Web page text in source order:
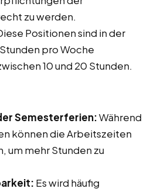
zu werden.
Positionen sind in der
pro Woche
10 und 20 Stunden.
Semesterferien:Während
können die Arbeitszeiten
um mehr Stunden zu
Es wird häufig